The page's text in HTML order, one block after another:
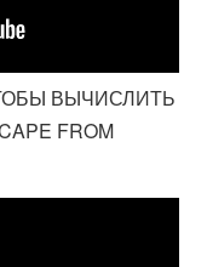
ВЫЧИСЛИТЬ
FROM